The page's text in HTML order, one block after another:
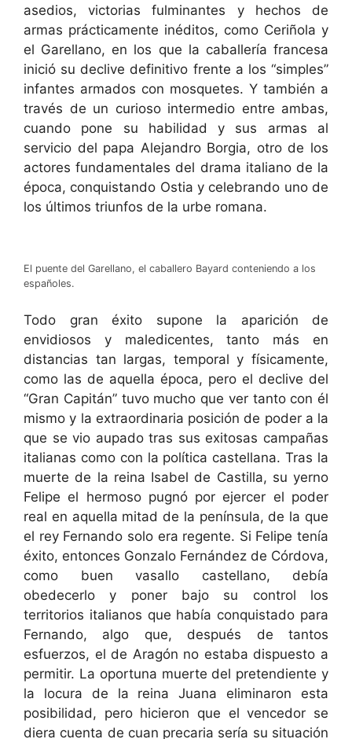
asedios, victorias fulminantes y hechos de
armas prácticamente inéditos, como Ceriñola y
el Garellano, en los que la caballería francesa
inició su declive definitivo frente a los “simples”
infantes armados con mosquetes. Y también a
través de un curioso intermedio entre ambas,
cuando pone su habilidad y sus armas al
servicio del papa Alejandro Borgia, otro de los
actores fundamentales del drama italiano de la
época, conquistando Ostia y celebrando uno de
los últimos triunfos de la urbe romana.
El puente del Garellano, el caballero Bayard conteniendo a los
españoles.
Todo gran éxito supone la aparición de
envidiosos y maledicentes, tanto más en
distancias tan largas, temporal y físicamente,
como las de aquella época, pero el declive del
“Gran Capitán” tuvo mucho que ver tanto con él
mismo y la extraordinaria posición de poder a la
que se vio aupado tras sus exitosas campañas
italianas como con la política castellana. Tras la
muerte de la reina Isabel de Castilla, su yerno
Felipe el hermoso pugnó por ejercer el poder
real en aquella mitad de la península, de la que
el rey Fernando solo era regente. Si Felipe tenía
éxito, entonces Gonzalo Fernández de Córdova,
como buen vasallo castellano, debía
obedecerlo y poner bajo su control los
territorios italianos que había conquistado para
Fernando, algo que, después de tantos
esfuerzos, el de Aragón no estaba dispuesto a
permitir. La oportuna muerte del pretendiente y
la locura de la reina Juana eliminaron esta
posibilidad, pero hicieron que el vencedor se
diera cuenta de cuan precaria sería su situación